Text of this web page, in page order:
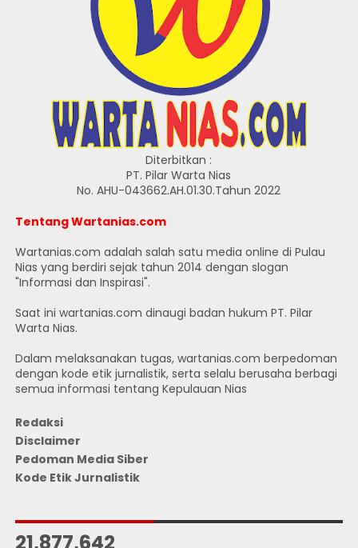
Diterbitkan :
PT. Pilar Warta Nias
No. AHU-043662.AH.01.30.Tahun 2022
Tentang Wartanias.com
Wartanias.com adalah salah satu media online di Pulau
Nias yang berdiri sejak tahun 2014 dengan slogan
"Informasi dan Inspirasi".
Saat ini wartanias.com dinaugi badan hukum PT. Pilar
Warta Nias.
Dalam melaksanakan tugas, wartanias.com berpedoman
dengan kode etik jurnalistik, serta selalu berusaha berbagi
semua informasi tentang Kepulauan Nias
Redaksi
Disclaimer
Pedoman Media Siber
Kode Etik Jurnalistik